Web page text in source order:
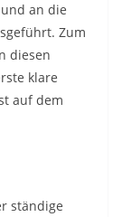
an die
Zum
diesen
klare
auf dem
ständige